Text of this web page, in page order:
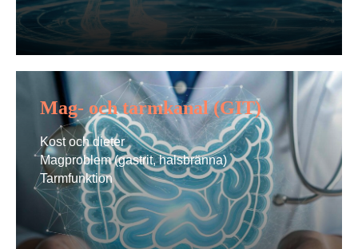
Mag- och tarmkanal (GIT)
Kost och dieter
Magproblem (gastrit, halsbränna)
Tarmfunktion